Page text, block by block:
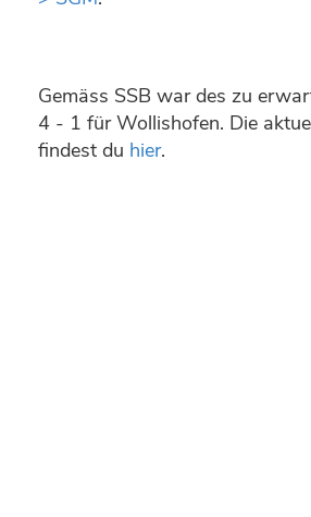
Gemäss SSB war des zu
4 - 1 für Wollishofen. Die
findest du hier.